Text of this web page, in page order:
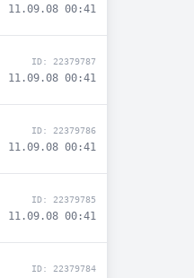
11.09.08 00:41
ID: 22379787
11.09.08 00:41
ID: 22379786
11.09.08 00:41
ID: 22379785
11.09.08 00:41
ID: 22379784